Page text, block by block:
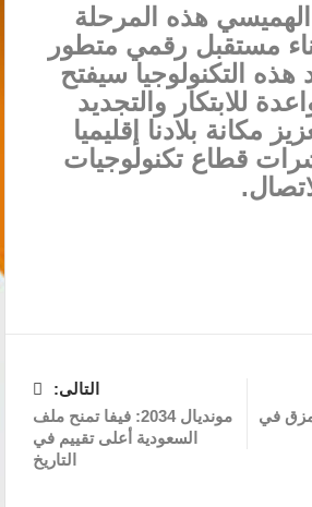
هذه المرحلة
مستقبل رقمي متطور
التكنولوجيا سيفتح
للابتكار والتجديد
مكانة بلادنا إقليميا
قطاع تكنولوجيات
في
التالى:
مونديال 2034: فيفا تمنح ملف
السعودية أعلى تقييم في
التاريخ